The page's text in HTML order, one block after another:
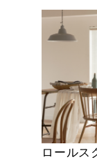
ロールス